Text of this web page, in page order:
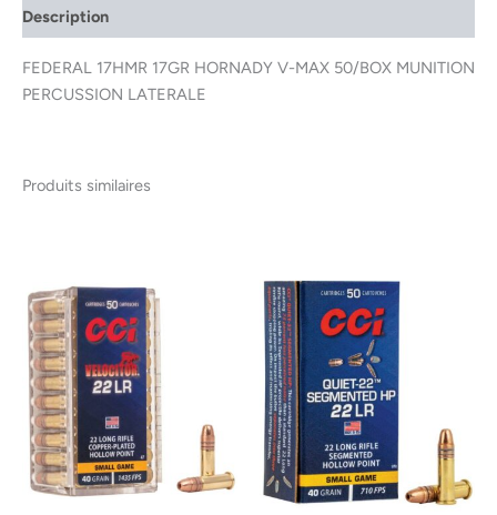
Description
FEDERAL 17HMR 17GR HORNADY V-MAX 50/BOX MUNITION
PERCUSSION LATERALE
Produits similaires